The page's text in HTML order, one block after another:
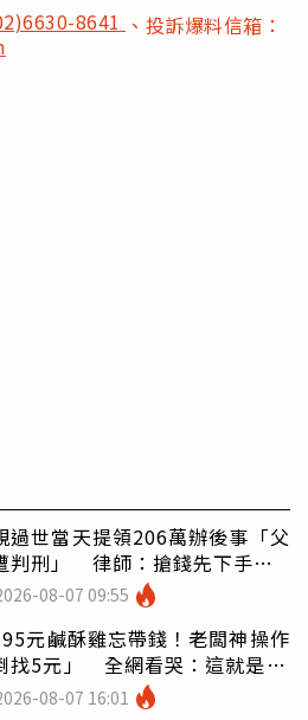
8641 、投訴爆料信箱：
過世當天提領206萬辦後事「父
判刑」 律師：搶錢先下手是
08-07 09:55
元鹹酥雞忘帶錢！老闆神操作
找5元」 全網看哭：這就是台
08-07 16:01